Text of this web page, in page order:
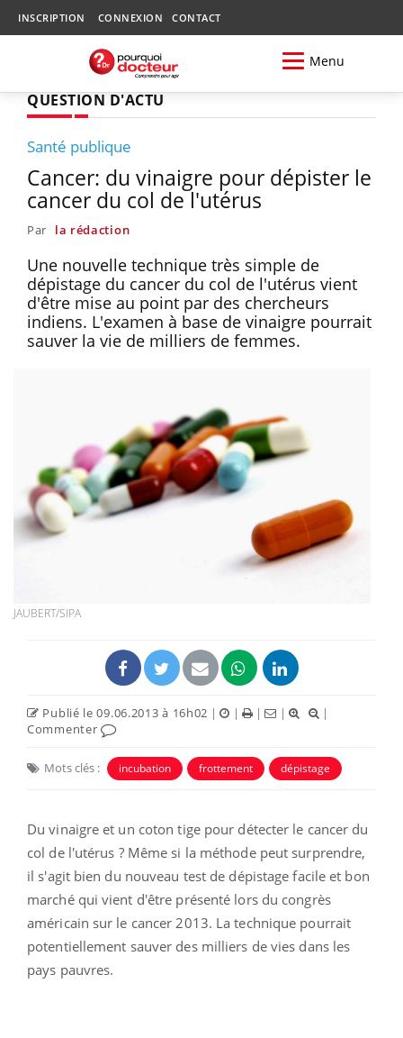
INSCRIPTION CONNEXION CONTACT
Menu
QUESTION D'ACTU
Santé publique
Cancer: du vinaigre pour dépister le
cancer du col de l'utérus
Par la rédaction
Une nouvelle technique très simple de
dépistage du cancer du col de l'utérus vient
d'être mise au point par des chercheurs
indiens. L'examen à base de vinaigre pourrait
sauver la vie de milliers de femmes.
JAUBERT/SIPA
Publié le 09.06.2013 à 16h02 | | | |
|
Commenter
Mots clés : incubation frottement dépistage
Du vinaigre et un coton tige pour détecter le cancer du
col de l'utérus ? Même si la méthode peut surprendre,
il s'agit bien du nouveau test de dépistage facile et bon
marché qui vient d'être présenté lors du congrès
américain sur le cancer 2013. La technique pourrait
potentiellement sauver des milliers de vies dans les
pays pauvres.